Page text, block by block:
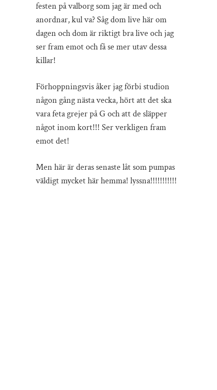
festen på valborg som jag är med och
anordnar, kul va? Såg dom live här om
dagen och dom är riktigt bra live och jag
ser fram emot och få se mer utav dessa
killar!
Förhoppningsvis åker jag förbi studion
någon gång nästa vecka, hört att det ska
vara feta grejer på G och att de släpper
något inom kort!!! Ser verkligen fram
emot det!
Men här är deras senaste låt som pumpas
väldigt mycket här hemma! lyssna!!!!!!!!!!!